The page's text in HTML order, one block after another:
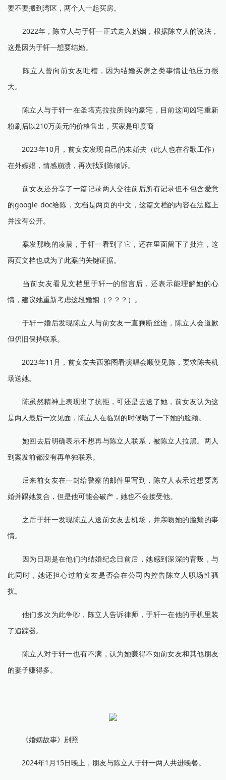
要不要搬到湾区，两个人一起买房。
2022年，陈立人与于轩一正式走入婚姻，根据陈立人的说法，
这是因为于轩一想要结婚。
陈立人曾向前女友吐槽，因为结婚买房之类事情让他压力很
大。
陈立人与于轩一在圣塔克拉拉所购的豪宅，目前这间凶宅重新
粉刷后以210万美元的价格售出，买家是印度裔
2023年10月，前女友发现自己的未婚夫（此人也在谷歌工作）
在外嫖娼，情感崩溃，再次找到陈倾诉。
前女友还分享了一篇记录两人交往前后所有记录但不包含爱意
的google doc给陈，文档是两页的中文，这篇文档的内容在法庭上
并没有公开。
案发那晚的凌晨，于轩一看到了它，还在里面留下了批注，这
两页文档也成为了此案的关键证据。
当前女友看见文档里于轩一的留言后，还表示能理解她的心
情，建议她重新考虑这段婚姻（？？？）。
于轩一婚后发现陈立人与前女友一直藕断丝连，陈立人会道歉
但仍旧保持联系。
2023年11月，前女友去西雅图看演唱会顺便见陈，要求陈去机
场送她。
陈虽然精神上表现出了抗拒，可还是去送了她，前女友认为这
是两人最后一次见面，陈立人在临别的时候吻了一下她的脸颊。
她回去后明确表示不想再与陈立人联系，被陈立人拉黑。两人
到案发前都没有再单独联系。
后来前女友在一封给警察的邮件里写到，陈立人表示过想要离
婚并跟她复合，但是他可能会破产，她也不会接受他。
之后于轩一发现陈立人送前女友去机场，并亲吻她的脸颊的事
情。
因为日期是在他们的结婚纪念日前后，她感到深深的背叛，与
此同时，她还担心过前女友是否会在公司内控告陈立人职场性骚
扰。
他们多次为此争吵，陈立人告诉律师，于轩一在他的手机里装
了追踪器。
陈立人对于轩一也有不满，认为她赚得不如前女友和其他朋友
的妻子赚得多。
《婚姻故事》剧照
2024年1月15日晚上，朋友与陈立人于轩一两人共进晚餐。